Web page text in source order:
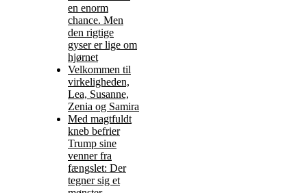
en enorm
chance. Men
den rigtige
gyser er lige om
hjørnet
Velkommen til
virkeligheden,
Lea, Susanne,
Zenia og Samira
Med magtfuldt
kneb befrier
Trump sine
venner fra
fængslet: Der
tegner sig et